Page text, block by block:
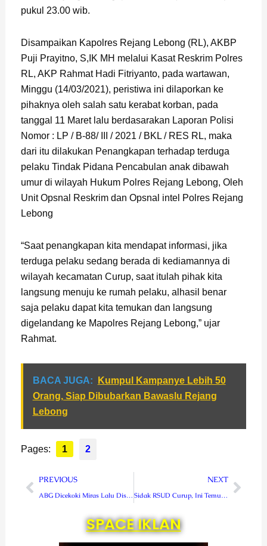
pukul 23.00 wib.
Disampaikan Kapolres Rejang Lebong (RL), AKBP
Puji Prayitno, S,IK MH melalui Kasat Reskrim Polres
RL, AKP Rahmat Hadi Fitriyanto, pada wartawan,
Minggu (14/03/2021), peristiwa ini dilaporkan ke
pihaknya oleh salah satu kerabat korban, pada
tanggal 11 Maret lalu berdasarakan Laporan Polisi
Nomor : LP / B-88/ III / 2021 / BKL / RES RL, maka
dari itu dilakukan Penangkapan terhadap terduga
pelaku Tindak Pidana Pencabulan anak dibawah
umur di wilayah Hukum Polres Rejang Lebong, Oleh
Unit Opsnal Reskrim dan Opsnal intel Polres Rejang
Lebong
“Saat penangkapan kita mendapat informasi, jika
terduga pelaku sedang berada di kediamannya di
wilayah kecamatan Curup, saat itulah pihak kita
langsung menuju ke rumah pelaku, alhasil benar
saja pelaku dapat kita temukan dan langsung
digelandang ke Mapolres Rejang Lebong,” ujar
Rahmat.
BACA JUGA:
Kumpul Kampanye Lebih 50
Orang, Siap Dibubarkan Bawaslu Rejang
Lebong
Pages: 1 2
Prev
PREVIOUS
ABG Dicekoki Miras Lalu Disetubuhi, Pemuda Ini Diringkus
NEXTNext
SPACE IKLAN